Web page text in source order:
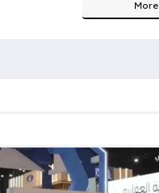
More